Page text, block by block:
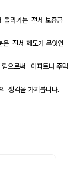
올라가는 전세 보증금
은 전세 제도가 무엇인
함으로써 아파트나 주택
생각을 가져봅니다.